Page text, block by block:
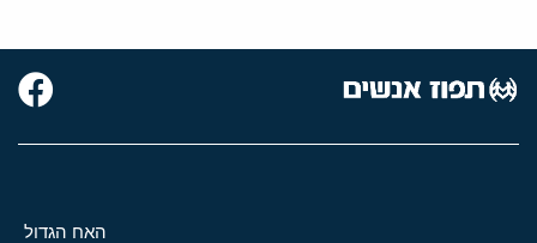
האח הגדול